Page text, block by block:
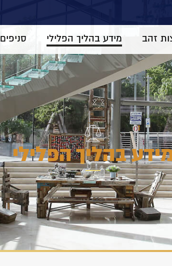
זהב מידע בהליך הפלילי סניפים
בהליך הפלילי